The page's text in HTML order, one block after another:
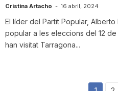
Cristina Artacho - 16 abril, 2024
El líder del Partit Popular,
popular a les eleccions del 12 de
han visitat Tarragona...